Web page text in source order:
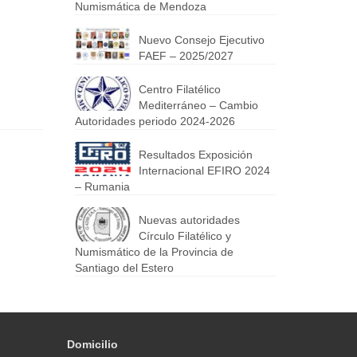
Numismática de Mendoza
Nuevo Consejo Ejecutivo
FAEF – 2025/2027
Centro Filatélico
Mediterráneo – Cambio
Autoridades periodo 2024-2026
Resultados Exposición
Internacional EFIRO 2024
– Rumania
Nuevas autoridades
Círculo Filatélico y
Numismático de la Provincia de
Santiago del Estero
Domicilio